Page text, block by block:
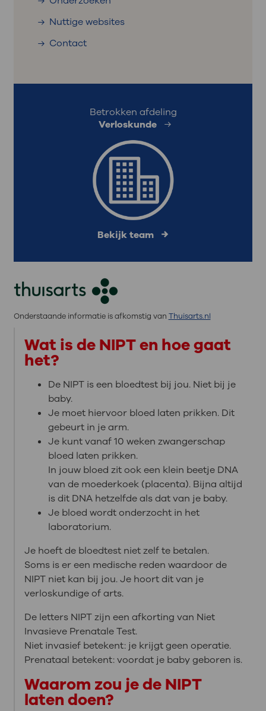
Nuttige websites
Contact
Betrokken afdeling
Verloskunde
Bekijk team
Onderstaande informatie is afkomstig van Thuisarts.nl
Wat is de NIPT en hoe gaat
het?
De NIPT is een bloedtest bij jou. Niet bij je
baby.
Je moet hiervoor bloed laten prikken. Dit
gebeurt in je arm.
Je kunt vanaf 10 weken zwangerschap
bloed laten prikken.
In jouw bloed zit ook een klein beetje DNA
van de moederkoek (placenta). Bijna altijd
is dit DNA hetzelfde als dat van je baby.
Je bloed wordt onderzocht in het
laboratorium.
Je hoeft de bloedtest niet zelf te betalen.
Soms is er een medische reden waardoor de
NIPT niet kan bij jou. Je hoort dit van je
verloskundige of arts.
De letters NIPT zijn een afkorting van Niet
Invasieve Prenatale Test.
Niet invasief betekent: je krijgt geen operatie.
Prenataal betekent: voordat je baby geboren is.
Waarom zou je de NIPT
laten doen?